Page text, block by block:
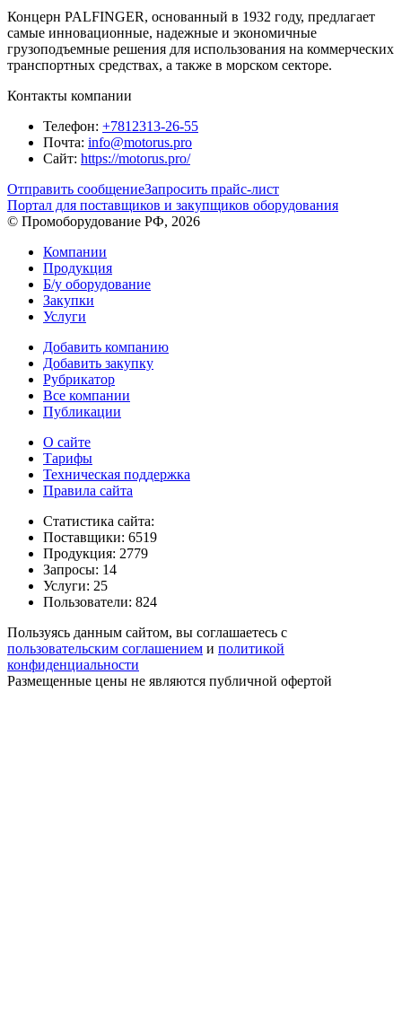
Концерн PALFINGER, основанный в 1932 году, предлагает
самые инновационные, надежные и экономичные
грузоподъемные решения для использования на коммерческих
транспортных средствах, а также в морском секторе.
Контакты компании
Телефон: +7812313-26-55
Почта: info@motorus.pro
Сайт: https://motorus.pro/
Отправить сообщениеЗапросить прайс-лист
Портал для поставщиков и закупщиков оборудования
© Промоборудование РФ, 2026
Компании
Продукция
Б/у оборудование
Закупки
Услуги
Добавить компанию
Добавить закупку
Рубрикатор
Все компании
Публикации
О сайте
Тарифы
Техническая поддержка
Правила сайта
Статистика сайта:
Поставщики: 6519
Продукция: 2779
Запросы: 14
Услуги: 25
Пользователи: 824
Пользуясь данным сайтом, вы соглашаетесь с
пользовательским соглашением и политикой
конфиденциальности
Размещенные цены не являются публичной офертой